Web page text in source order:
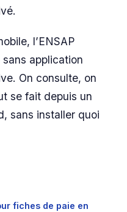
l’ENSAP
application
On consulte, on
se fait depuis un
sans installer quoi
fiches de paie en